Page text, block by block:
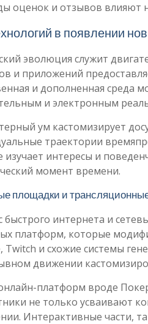
оценок и отзывов влияют
в появлении
эволюция служит
и приложений
и дополненная среда
и электронным
ум кастомизирует
траектории
изучает интересы и
момент времени.
площадки и
быстрого интернета и
платформ, которые
Twitch и схожие системы
движении
платформ вроде
не только усваивают
Интерактивные части,